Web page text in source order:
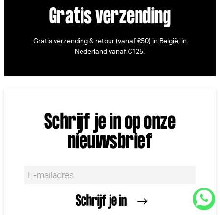
Gratis verzending
Gratis verzending & retour (vanaf €50) in België, in
Nederland vanaf €125.
Schrijf je in op onze
nieuwsbrief